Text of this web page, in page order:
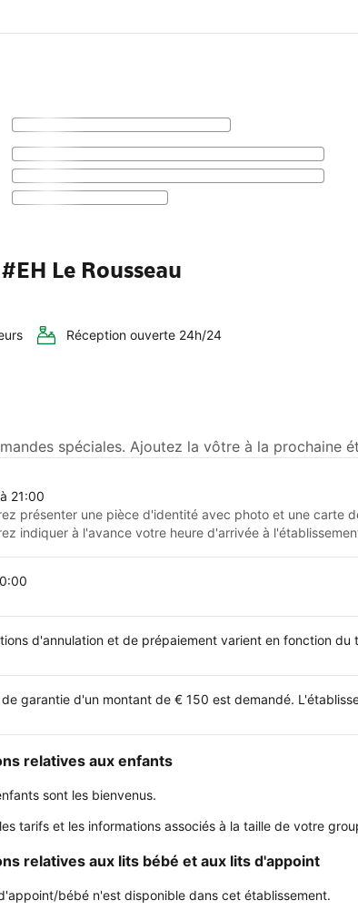
Le Rousseau
Réception ouverte 24h/24
spéciales. Ajoutez la vôtre à la prochaine
21:00
présenter une pièce d'identité avec photo et une carte
indiquer à l'avance votre heure d'arrivée à
d'annulation et de prépaiement varient en fonction du
garantie d'un montant de € 150 est demandé.
relatives aux enfants
sont les bienvenus.
tarifs et les informations associés à la taille de votre
relatives aux lits bébé et aux lits d'appoint
bébé n'est disponible dans cet établissement.